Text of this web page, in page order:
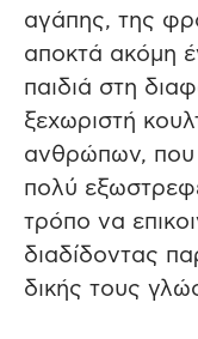
αγάπης, της
αποκτά ακόμη
παιδιά στη
ξεχωριστή
ανθρώπων, που
πολύ
τρόπο να
διαδίδοντας
δικής τους